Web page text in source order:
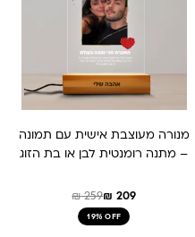
מנורה מעוצבת אישית עם תמונה
– מתנה רומנטית לבן או בת הזוג
₪259₪ 209
19% OFF